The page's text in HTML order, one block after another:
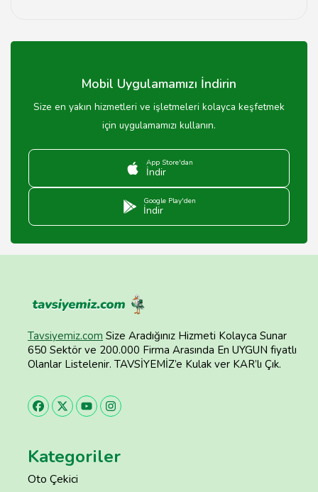
muayenehanelerde ve bazı sağlık kuruluşlarında
Mobil Uygulamamızı İndirin
Size en yakın hizmetleri ve işletmeleri kolayca keşfetmek
için uygulamamızı kullanın.
App Store'dan
İndir
Google Play'den
İndir
Tavsiyemiz.com Size Aradığınız Hizmeti Kolayca Sunar
650 Sektör ve 200.000 Firma Arasında En UYGUN fiyatlı
Olanlar Listelenir. TAVSİYEMİZ’e Kulak ver KAR’lı Çık.
Kategoriler
Oto Çekici